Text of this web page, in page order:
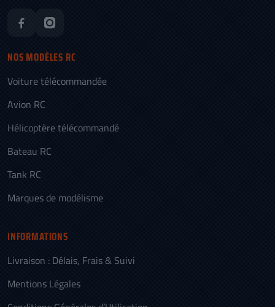
NOS MODÈLES RC
Voiture télécommandée
Avion RC
Hélicoptère télécommandé
Bateau RC
Tank RC
Marques de modélisme
INFORMATIONS
Livraison : Délais, Frais & Suivi
Mentions Légales